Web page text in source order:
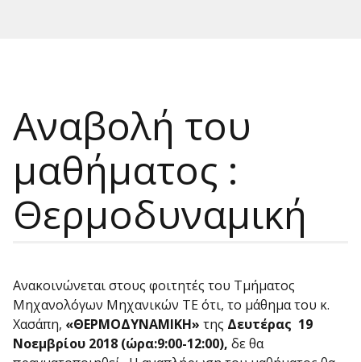
Αναβολή του
μαθήματος :
Θερμοδυναμική
Ανακοινώνεται στους φοιτητές του Τμήματος
Μηχανολόγων Μηχανικών ΤΕ ότι, το μάθημα του κ.
Χασάπη, «ΘΕΡΜΟΔΥΝΑΜΙΚΗ» της Δευτέρας 19
Νοεμβρίου 2018 (ώρα:9:00-12:00), δε θα